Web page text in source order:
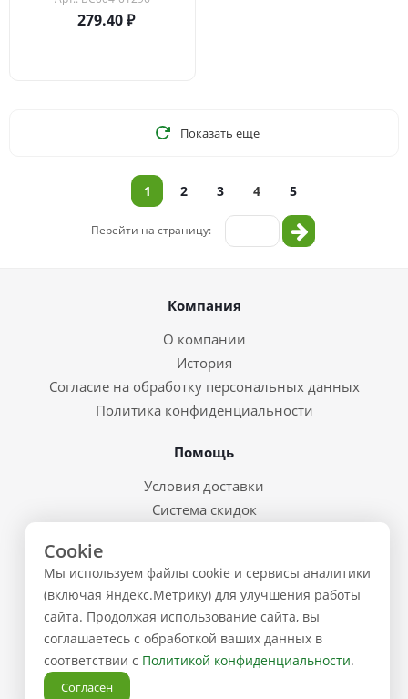
279.40
Показать еще
1 2 3 4 5
Перейти на страницу:
Компания
О компании
История
Согласие на обработку персональных данных
Политика конфиденциальности
Помощь
Условия доставки
Система скидок
Предварительные заказы
Контакты
Cookie
Мы используем файлы cookie и сервисы аналитики
(включая Яндекс.Метрику) для улучшения работы
сайта. Продолжая использование сайта, вы
соглашаетесь с обработкой ваших данных в
соответствии с Политикой конфиденциальности.
Согласен